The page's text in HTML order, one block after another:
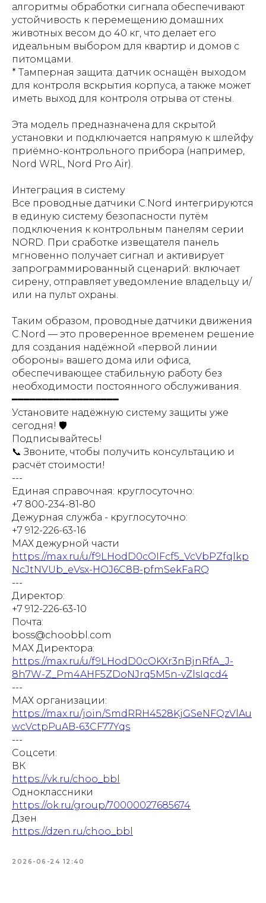
алгоритмы обработки сигнала обеспечивают
устойчивость к перемещению домашних
животных весом до 40 кг, что делает его
идеальным выбором для квартир и домов с
питомцами.
* Тамперная защита: датчик оснащён выходом
для контроля вскрытия корпуса, а также может
иметь выход для контроля отрыва от стены.
Эта модель предназначена для скрытой
установки и подключается напрямую к шлейфу
приёмно-контрольного прибора (например,
Nord WRL, Nord Pro Air).
Интеграция в систему
Все проводные датчики C.Nord интегрируются
в единую систему безопасности путём
подключения к контрольным панелям серии
NORD. При сработке извещателя панель
мгновенно получает сигнал и активирует
запрограммированный сценарий: включает
сирену, отправляет уведомление владельцу и/
или на пульт охраны.
Таким образом, проводные датчики движения
C.Nord — это проверенное временем решение
для создания надёжной «первой линии
обороны» вашего дома или офиса,
обеспечивающее стабильную работу без
необходимости постоянного обслуживания.
━━━━━━━━━━━━━━━━━━
Установите надёжную систему защиты уже
сегодня! 🛡️
Подписывайтесь!
📞 Звоните, чтобы получить консультацию и
расчёт стоимости!
---
Единая справочная: круглосуточно:
+7 800-234-81-80
Дежурная служба - круглосуточно:
+7 912-226-63-16
МАХ дежурной части
https://max.ru/u/f9LHodD0cOIFcf5_VcVbPZfqlkp
NcJtNVUb_eVsx-HOJ6C8B-pfmSekFaRQ
---
Директор:
+7 912-226-63-10
Почта:
boss@choobbl.com
МАХ Директора:
https://max.ru/u/f9LHodD0cOKXr3nBjnRfA_J-
8h7W-Z_Pm4AHF5ZDoNJrq5M5n-vZlsIqcd4
---
МАХ организации:
https://max.ru/join/SmdRRH4528KjGSeNFQzVlAu
wcVctpPuAB-63CF77Yqs
---
Соцсети:
ВК
https://vk.ru/choo_bbl
Одноклассники
https://ok.ru/group/70000027685674
Дзен
https://dzen.ru/choo_bbl
2026-06-24 12:40